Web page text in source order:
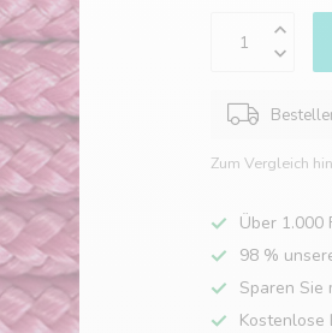
Zum Vergleich
Über 1.000
98 %
Sparen Sie
Kostenlose